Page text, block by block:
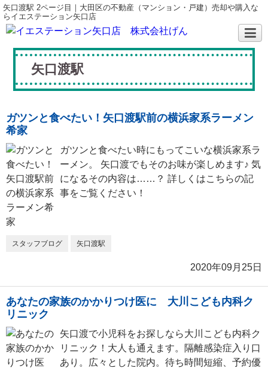
矢口渡駅 2ページ目｜大田区の不動産（マンション・戸建）売却や購入な
らイエステーション矢口店
矢口渡駅
ガツンと食べたい！矢口渡駅前の横浜家系ラーメン
希家
ガツンと食べたい時にもってこいな横浜家系ラ
ーメン。 矢口渡でもそのお味が楽しめます♪ 気
になるその内容は……？ 詳しくはこちらの記
事をご覧ください！
スタッフブログ 矢口渡駅
2020年09月25日
あなたの家族のかかりつけ医に 大川こども内科ク
リニック
矢口渡で小児科をお探しなら大川こども内科ク
リニック！大人も通えます。隔離感染症入り口
あり。広々とした院内。待ち時間短縮、予約優